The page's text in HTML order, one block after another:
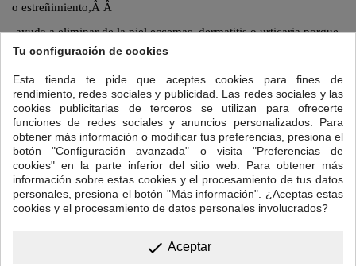
o estreñimiento,Â Â
-ayuda a eliminar de la piel eccemas, dermatitis o urticaria porque
funciona como un antihistamínico naturalÂ
- su alto contenido en minerales (potasio, sodio, magnesio, calcio,
hierroâ¦ ) lo convierten en un magníficoremineralizanteque ayuda
a combatir el cansancio sin que afecte a conciliar el sueño.Â
Para preparar tu taza de Rooibos Anticatarral:
Cantidad: una cucharadita de postre colmada.Â
Temperatura del agua: 95ºCÂ
Tiempo de infusión:5 a 7 minutos. A causa de su bajo contenido de
Tu configuración de cookies
Esta tienda te pide que aceptes cookies para fines de
rendimiento, redes sociales y publicidad. Las redes sociales y las
cookies publicitarias de terceros se utilizan para ofrecerte
funciones de redes sociales y anuncios personalizados. Para
obtener más información o modificar tus preferencias, presiona el
botón "Configuración avanzada" o visita "Preferencias de
cookies" en la parte inferior del sitio web. Para obtener más
información sobre estas cookies y el procesamiento de tus datos
personales, presiona el botón "Más información". ¿Aceptas estas
cookies y el procesamiento de datos personales involucrados?
done Aceptar